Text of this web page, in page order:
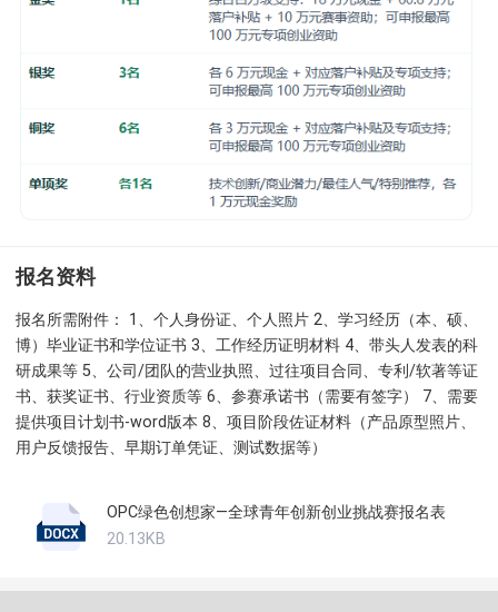
报名资料
报名所需附件： 1、个人身份证、个人照片 2、学习经历（本、硕、
博）毕业证书和学位证书 3、工作经历证明材料 4、带头人发表的科
研成果等 5、公司/团队的营业执照、过往项目合同、专利/软著等证
书、获奖证书、行业资质等 6、参赛承诺书（需要有签字） 7、需要
提供项目计划书-word版本 8、项目阶段佐证材料（产品原型照片、
用户反馈报告、早期订单凭证、测试数据等）
OPC绿色创想家—全球青年创新创业挑战赛报名表
20.13KB